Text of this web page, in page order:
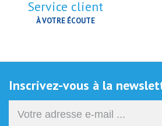
Service client
À VOTRE ÉCOUTE
Inscrivez-vous à la